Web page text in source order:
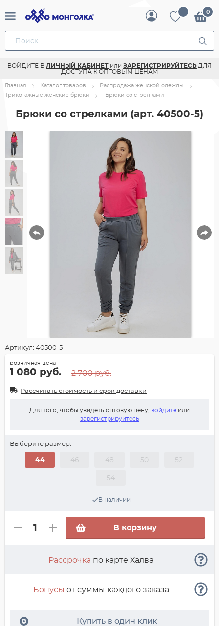
ВОЙДИТЕ В ЛИЧНЫЙ КАБИНЕТ или ЗАРЕГИСТРИРУЙТЕСЬ ДЛЯ
ДОСТУПА К ОПТОВЫМ ЦЕНАМ
Главная Каталог товаров
Распродажа женской одежды
Трикотажные женские брюки
Брюки со стрелками
Брюки со стрелками (арт. 40500-5)
Артикул: 40500-5
розничная цена
1 080 руб. 2 700 руб.
Рассчитать стоимость и срок доставки
Для того, чтобы увидеть оптовую цену, войдите или
зарегистрируйтесь
Выберите размер:
44 46 48 50 52
54
В наличии
В корзину
Рассрочка по карте Халва
Бонусы от суммы каждого заказа
Купить в один клик